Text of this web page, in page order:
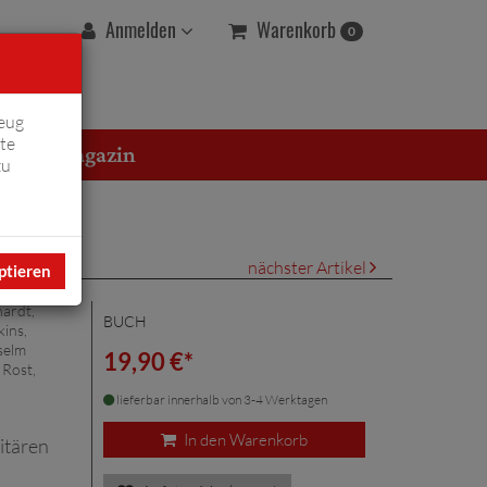
Anmelden Warenkorb 0
Magazin
nächster Artikel
,
BUCH
19,90 €*
lieferbar innerhalb von 3-4 Werktagen
In den Warenkorb